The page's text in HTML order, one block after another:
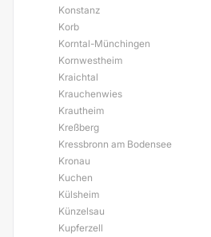
Konstanz
Korb
Korntal-Münchingen
Kornwestheim
Kraichtal
Krauchenwies
Krautheim
Kreßberg
Kressbronn am Bodensee
Kronau
Kuchen
Külsheim
Künzelsau
Kupferzell